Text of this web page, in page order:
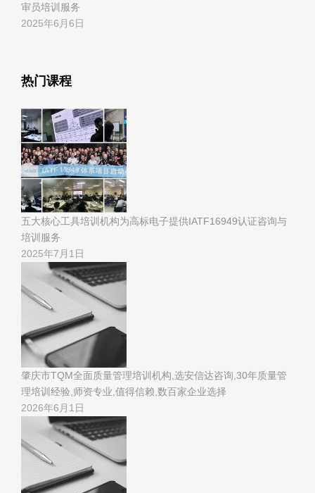
审员培训服务
2025年6月6日
热门课程
五大核心工具培训机构为高标电子提供IATF16949认证咨询与
培训服务
2025年7月1日
肇庆市TQM全面质量管理培训机构,选安信达咨询,30年质量管
理培训经验,师资专业,值得信赖,数百家企业选择
2026年6月1日